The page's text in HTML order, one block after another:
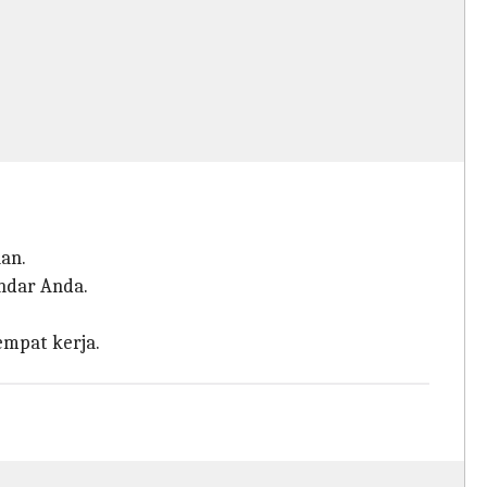
Anda.
kerja.